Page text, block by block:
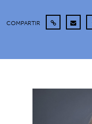
COMPARTIR